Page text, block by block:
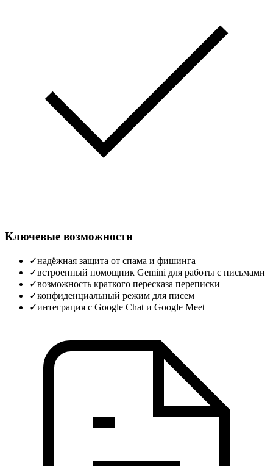
Ключевые возможности
✓надёжная защита от спама и фишинга
✓встроенный помощник Gemini для работы с письмами
✓возможность краткого пересказа переписки
✓конфиденциальный режим для писем
✓интеграция с Google Chat и Google Meet